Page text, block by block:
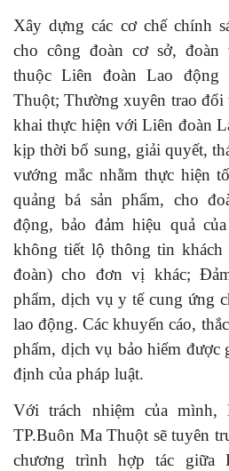
Xây dựng các cơ chế chính
cho công đoàn cơ sở,
thuộc Liên đoàn Lao động
Thuột; Thường xuyên trao đổi
khai thực hiện với Liên đoàn
kịp thời bổ sung, giải quyết,
vướng mắc nhằm thực hiện
quảng bá sản phẩm, cho
động, bảo đảm hiệu quả
không tiết lộ thông tin khách
đoàn) cho đơn vị khác;
phẩm, dịch vụ y tế cung ứng
lao động. Các khuyến cáo,
phẩm, dịch vụ bảo hiểm được
định của pháp luật.
Với trách nhiệm của mình,
TP.Buôn Ma Thuột sẽ tuyên
chương trình hợp tác giữa